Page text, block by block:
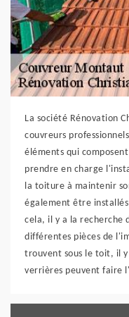
La société Rénovation
couvreurs
éléments qui
prendre en charge
la toiture à maintenir
également être
cela, il y a la recherche
différentes pièces de
trouvent sous le toit, il y
verrières peuvent faire